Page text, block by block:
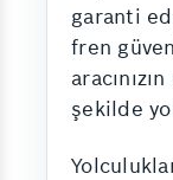
garanti
fren
şekilde